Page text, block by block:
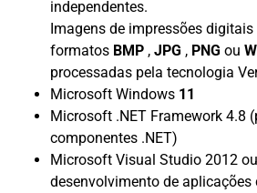
independentes.
Imagens de impressões
formatos BMP , JPG , PNG ou
processadas pela tecnologia
Microsoft Windows 11
Microsoft .NET Framework 4.8
componentes .NET)
Microsoft Visual Studio 2012
desenvolvimento de aplicações